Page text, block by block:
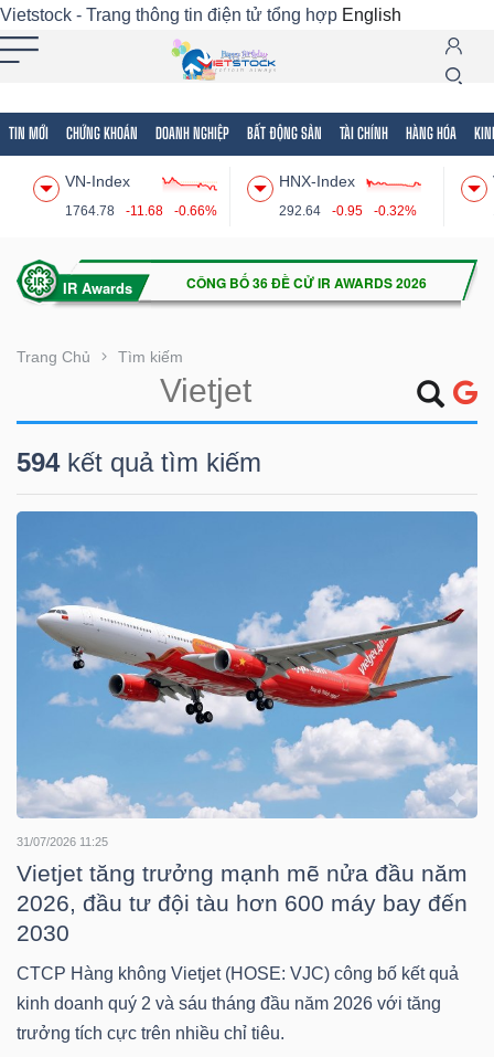
Vietstock - Trang thông tin điện tử tổng hợp English
TIN MỚI CHỨNG KHOÁN DOANH NGHIỆP BẤT ĐỘNG SẢN TÀI CHÍNH HÀNG HÓA
VN-Index
1764.78 -11.68 -0.66%
HNX-Index
292.64 -0.95 -0.32%
Trang Chủ Tìm kiếm
594kết quả tìm kiếm
31/07/2026 11:25
Vietjet tăng trưởng mạnh mẽ nửa đầu năm
2026, đầu tư đội tàu hơn 600 máy bay đến
2030
CTCP Hàng không Vietjet (HOSE: VJC) công bố kết quả
kinh doanh quý 2 và sáu tháng đầu năm 2026 với tăng
trưởng tích cực trên nhiều chỉ tiêu.
Tất cả Tính năng Ngành Mã chứng khoán
Tính
(-)
VIETSTOCK
KHOÁN
DOANH
NGHIỆP
BẤT
TÀI
CHÍNH
HÀNG
HÓA